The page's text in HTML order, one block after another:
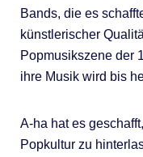
Bands, die es
künstlerischer
Popmusikszene der
ihre Musik wird bis
A-ha hat es
Popkultur zu